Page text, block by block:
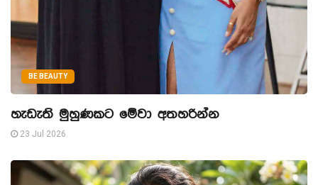
BE BEAUTY
හැඩැති මුහුණකට මේවා අතහරින්න
23 Jul 2026